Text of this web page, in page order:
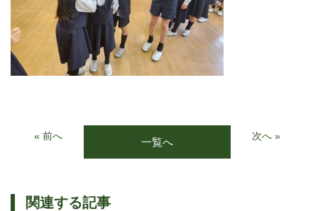
« 前へ 一覧へ 次へ »
関連する記事